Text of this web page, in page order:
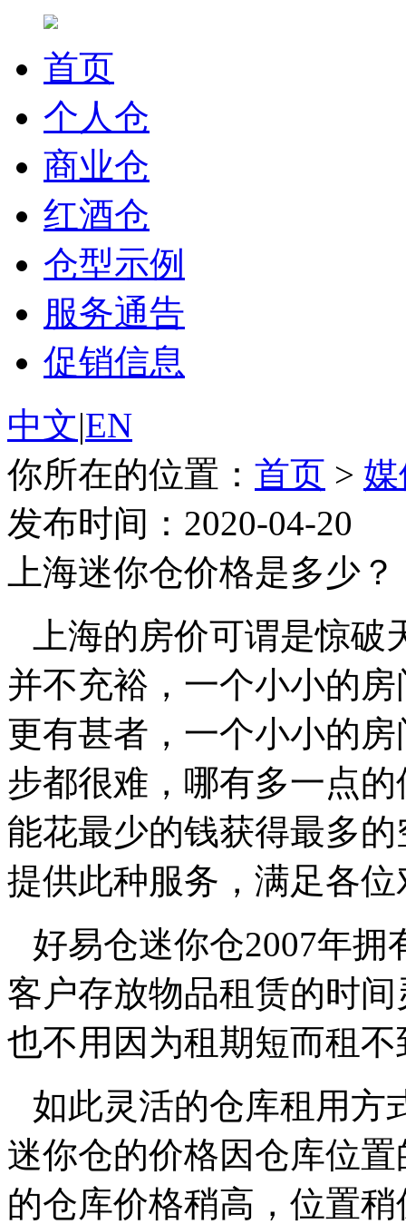
首页
个人仓
商业仓
红酒仓
仓型示例
服务通告
促销信息
中文|EN
你所在的位置： 首页 >
发布时间：2020-04-20
上海迷你仓价格是多少？
上海的房价可谓是惊
并不充裕，一个小小的
更有甚者，一个小小的
步都很难，哪有多一点
能花最少的钱获得最多
提供此种服务，满足各
好易仓迷你仓2007年
客户存放物品租赁的时
也不用因为租期短而租
如此灵活的仓库租用方
迷你仓的价格因仓库位
的仓库价格稍高，位置